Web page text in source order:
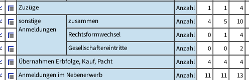
Zuzüge
Anzahl 1 1 4
sonstige
Anmeldungen
zusammen Anzahl 4 5 10
Rechtsformwechsel
Anzahl 0 1 4
Gesellschaftereintritte
Anzahl 0 0 2
Übernahmen Erbfolge, Kauf, Pacht
Anzahl 4 4 4
Anmeldungen im Nebenerwerb
Anzahl 11 11 13